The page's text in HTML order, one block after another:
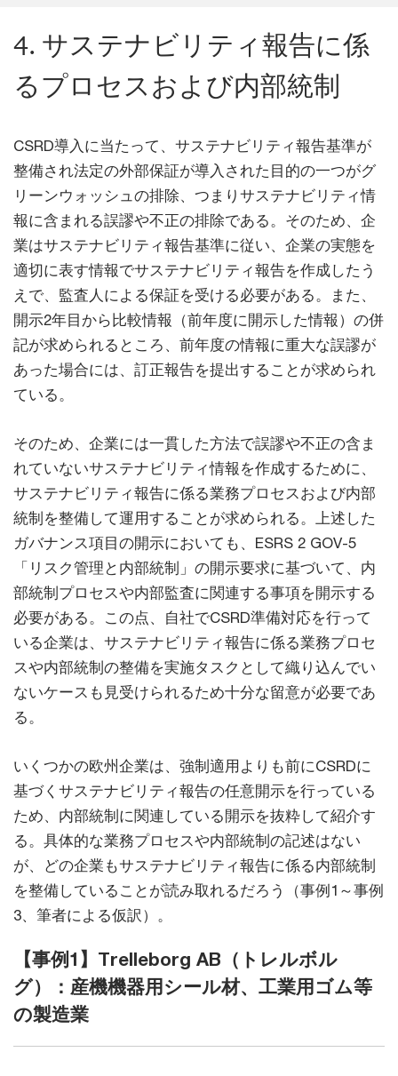
4. サステナビリティ報告に係
るプロセスおよび内部統制
CSRD導入に当たって、サステナビリティ報告基準が
整備され法定の外部保証が導入された目的の一つがグ
リーンウォッシュの排除、つまりサステナビリティ情
報に含まれる誤謬や不正の排除である。そのため、企
業はサステナビリティ報告基準に従い、企業の実態を
適切に表す情報でサステナビリティ報告を作成したう
えで、監査人による保証を受ける必要がある。また、
開示2年目から比較情報（前年度に開示した情報）の併
記が求められるところ、前年度の情報に重大な誤謬が
あった場合には、訂正報告を提出することが求められ
ている。
そのため、企業には一貫した方法で誤謬や不正の含ま
れていないサステナビリティ情報を作成するために、
サステナビリティ報告に係る業務プロセスおよび内部
統制を整備して運用することが求められる。上述した
ガバナンス項目の開示においても、ESRS 2 GOV-5
「リスク管理と内部統制」の開示要求に基づいて、内
部統制プロセスや内部監査に関連する事項を開示する
必要がある。この点、自社でCSRD準備対応を行って
いる企業は、サステナビリティ報告に係る業務プロセ
スや内部統制の整備を実施タスクとして織り込んでい
ないケースも見受けられるため十分な留意が必要であ
る。
いくつかの欧州企業は、強制適用よりも前にCSRDに
基づくサステナビリティ報告の任意開示を行っている
ため、内部統制に関連している開示を抜粋して紹介す
る。具体的な業務プロセスや内部統制の記述はない
が、どの企業もサステナビリティ報告に係る内部統制
を整備していることが読み取れるだろう（事例1～事例
3、筆者による仮訳）。
【事例1】Trelleborg AB（トレルボル
グ）：産機機器用シール材、工業用ゴム等
の製造業